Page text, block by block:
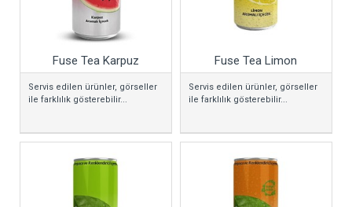
Fuse Tea Karpuz
Servis edilen ürünler, görseller
ile farklılık gösterebilir...
Fuse Tea Limon
Servis edilen ürünler, görseller
ile farklılık gösterebilir...